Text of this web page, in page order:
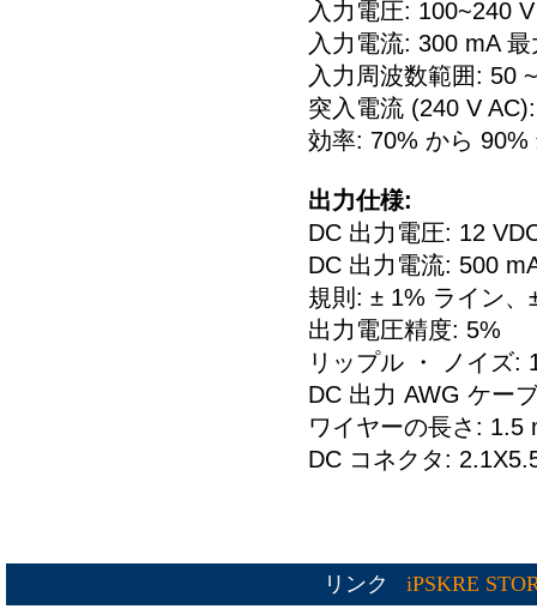
入力電圧: 100~240
入力電流: 300 mA 最
入力周波数範囲: 50
突入電流 (240 V
効率: 70% から 90%
出力仕様:
DC 出力電圧: 12
DC 出力電流: 500
規則: ± 1% ライン、
出力電圧精度: 5%
リップル ・ ノイズ:
DC 出力 AWG ケー
ワイヤーの長さ: 1.5
DC コネクタ:
リンク iPSKRE